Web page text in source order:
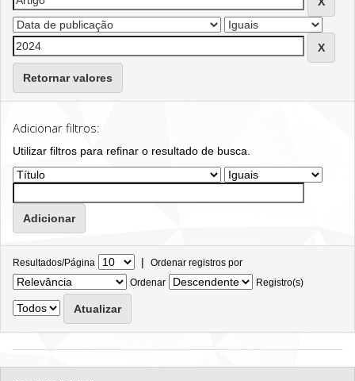
Retornar valores
Adicionar filtros:
Utilizar filtros para refinar o resultado de busca.
Resultados/Página | Ordenar registros por
Ordenar
Registro(s)